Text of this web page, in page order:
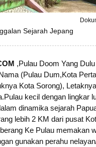
Sejarah Jepang
,Pulau Doom Yang
(Pulau Dum,Kota
Kota Sorong),
kecil dengan lingkar
dinamika sejarah
lebih 2 KM dari pusat
Ke Pulau memakan
gunakan perahu